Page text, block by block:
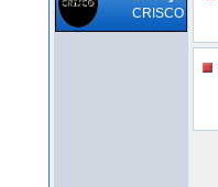
CRISCO